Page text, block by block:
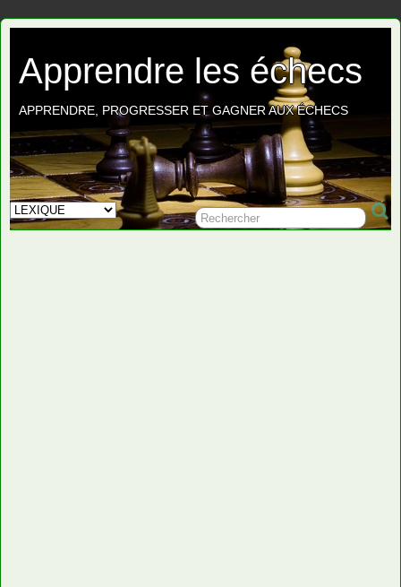
Apprendre les échecs
APPRENDRE, PROGRESSER ET GAGNER AUX ÉCHECS